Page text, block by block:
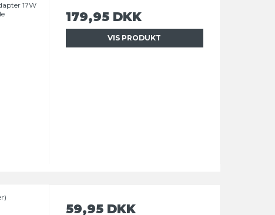
17W
179,95 DKK
VIS PRODUKT
59,95 DKK